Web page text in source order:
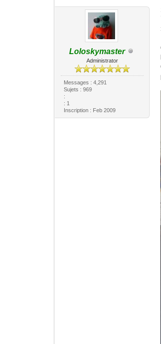
Loloskymaster
Administrator
Messages : 4,291
Sujets : 969
:
: 1
Inscription : Feb 2009